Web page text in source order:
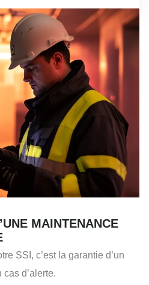
MAINTENANCE
SSI, c’est la garantie d’un
d’alerte.